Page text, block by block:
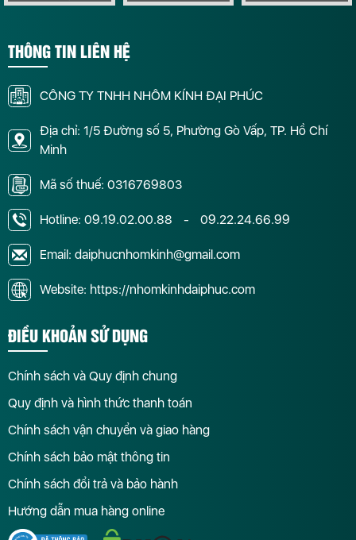
THÔNG TIN LIÊN HỆ
CÔNG TY TNHH NHÔM KÍNH ĐẠI PHÚC
Địa chỉ: 1/5 Đường số 5, Phường Gò Vấp, TP. Hồ Chí
Minh
Mã số thuế: 0316769803
Hotline: 09.19.02.00.88 - 09.22.24.66.99
Email: daiphucnhomkinh@gmail.com
Website: https://nhomkinhdaiphuc.com
ĐIỀU KHOẢN SỬ DỤNG
Chính sách và Quy định chung
Quy định và hình thức thanh toán
Chính sách vận chuyển và giao hàng
Chính sách bảo mật thông tin
Chính sách đổi trả và bảo hành
Hướng dẫn mua hàng online